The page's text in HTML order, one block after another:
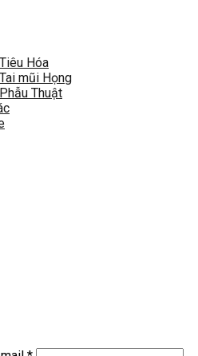
Hóa
mũi Họng
Thuật